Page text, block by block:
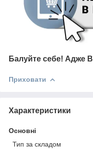
Балуйте себе! Адже В
Приховати
Характеристики
Основні
Тип за складом